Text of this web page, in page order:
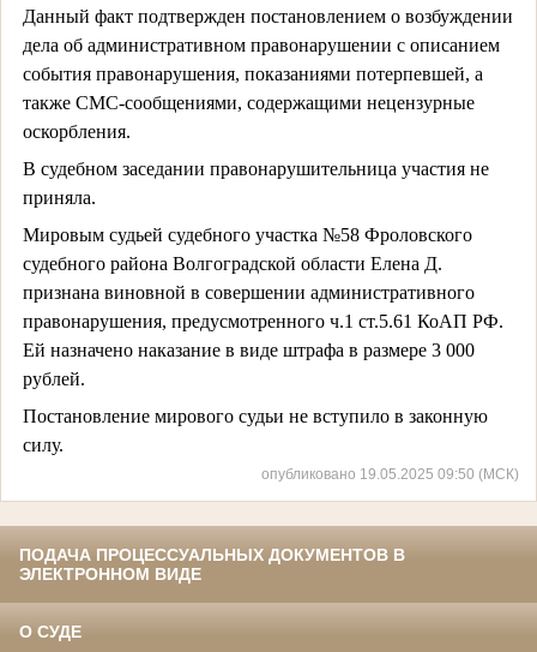
Данный факт подтвержден постановлением о возбуждении
дела об административном правонарушении с описанием
события правонарушения, показаниями потерпевшей, а
также СМС-сообщениями, содержащими нецензурные
оскорбления.
В судебном заседании правонарушительница участия не
приняла.
Мировым судьей судебного участка №58 Фроловского
судебного района Волгоградской области Елена Д.
признана виновной в совершении административного
правонарушения, предусмотренного ч.1 ст.5.61 КоАП РФ.
Ей назначено наказание в виде штрафа в размере 3 000
рублей.
Постановление мирового судьи не вступило в законную
силу.
опубликовано 19.05.2025 09:50 (МСК)
ПОДАЧА ПРОЦЕССУАЛЬНЫХ ДОКУМЕНТОВ В
ЭЛЕКТРОННОМ ВИДЕ
О СУДЕ